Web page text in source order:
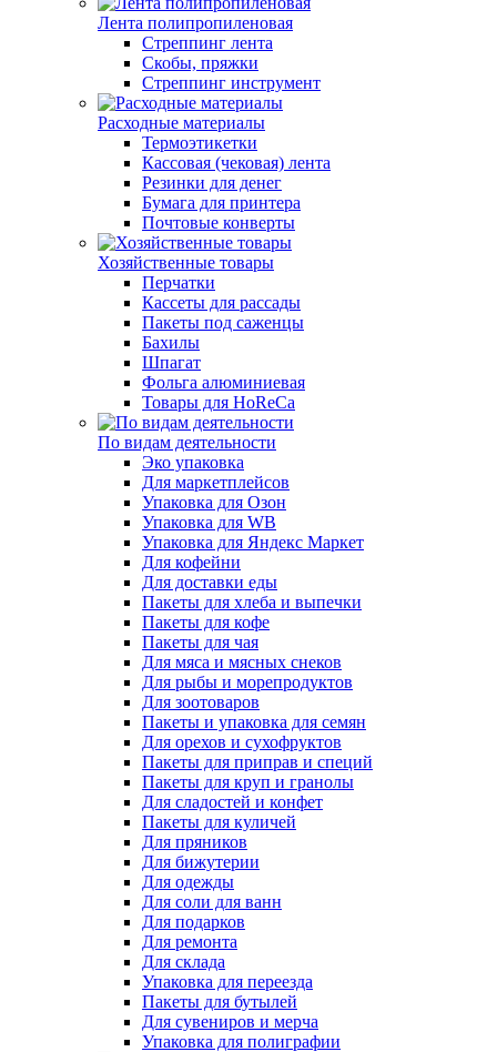
Лента полипропиленовая
Стреппинг лента
Скобы, пряжки
Стреппинг инструмент
Расходные материалы
Термоэтикетки
Кассовая (чековая) лента
Резинки для денег
Бумага для принтера
Почтовые конверты
Хозяйственные товары
Перчатки
Кассеты для рассады
Пакеты под саженцы
Бахилы
Шпагат
Фольга алюминиевая
Товары для HoReCa
По видам деятельности
Эко упаковка
Для маркетплейсов
Упаковка для Озон
Упаковка для WB
Упаковка для Яндекс Маркет
Для кофейни
Для доставки еды
Пакеты для хлеба и выпечки
Пакеты для кофе
Пакеты для чая
Для мяса и мясных снеков
Для рыбы и морепродуктов
Для зоотоваров
Пакеты и упаковка для семян
Для орехов и сухофруктов
Пакеты для приправ и специй
Пакеты для круп и гранолы
Для сладостей и конфет
Пакеты для куличей
Для пряников
Для бижутерии
Для одежды
Для соли для ванн
Для подарков
Для ремонта
Для склада
Упаковка для переезда
Пакеты для бутылей
Для сувениров и мерча
Упаковка для полиграфии